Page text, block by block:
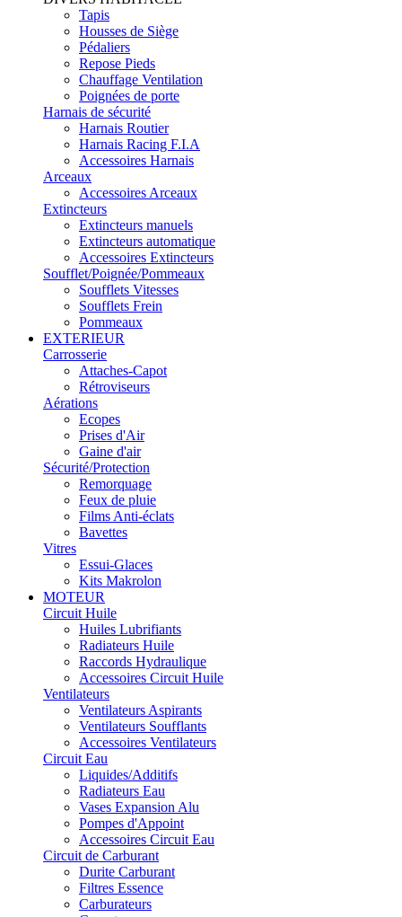
Tapis
Housses de Siège
Pédaliers
Repose Pieds
Chauffage Ventilation
Poignées de porte
Harnais de sécurité
Harnais Routier
Harnais Racing F.I.A
Accessoires Harnais
Arceaux
Accessoires Arceaux
Extincteurs
Extincteurs manuels
Extincteurs automatique
Accessoires Extincteurs
Soufflet/Poignée/Pommeaux
Soufflets Vitesses
Soufflets Frein
Pommeaux
EXTERIEUR
Carrosserie
Attaches-Capot
Rétroviseurs
Aérations
Ecopes
Prises d'Air
Gaine d'air
Sécurité/Protection
Remorquage
Feux de pluie
Films Anti-éclats
Bavettes
Vitres
Essui-Glaces
Kits Makrolon
MOTEUR
Circuit Huile
Huiles Lubrifiants
Radiateurs Huile
Raccords Hydraulique
Accessoires Circuit Huile
Ventilateurs
Ventilateurs Aspirants
Ventilateurs Soufflants
Accessoires Ventilateurs
Circuit Eau
Liquides/Additifs
Radiateurs Eau
Vases Expansion Alu
Pompes d'Appoint
Accessoires Circuit Eau
Circuit de Carburant
Durite Carburant
Filtres Essence
Carburateurs